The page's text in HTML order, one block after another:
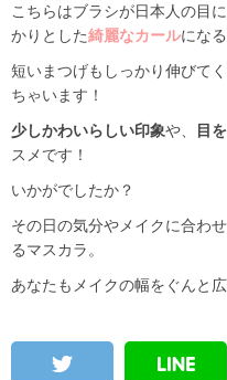
こちらはブラシが日本人の目
かりとした綺麗なカールにな
短いまつげもしっかり伸びて
ちゃいます！
少しかわいらしい印象や、 目
スメです！
いかがでしたか？
その日の気分やメイクに合わ
るマスカラ。
あなたもメイクの幅をぐんと